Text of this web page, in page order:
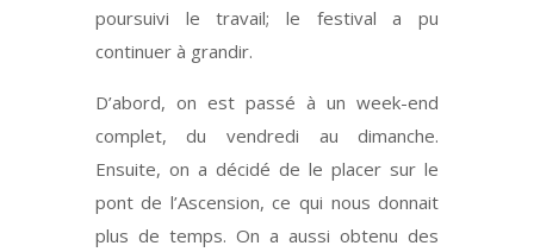
poursuivi le travail; le festival a pu
continuer à grandir.
D’abord, on est passé à un week-end
complet, du vendredi au dimanche.
Ensuite, on a décidé de le placer sur le
pont de l’Ascension, ce qui nous donnait
plus de temps. On a aussi obtenu des